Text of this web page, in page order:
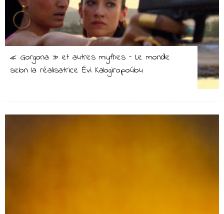
« Gorgona » et autres mythes – Le monde
selon la réalisatrice Évi Kalogiropoúlou